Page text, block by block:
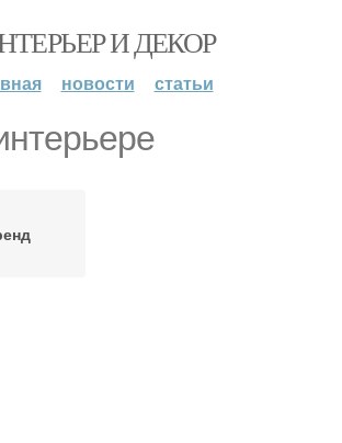
И ДЕКОР
новости статьи